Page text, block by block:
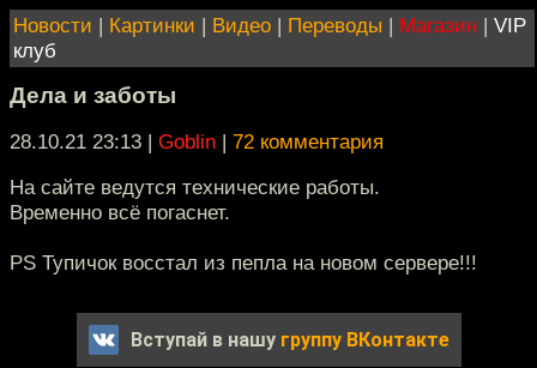
Новости | Картинки | Видео | Переводы | Магазин | VIP
клуб
Дела и заботы
28.10.21 23:13 | Goblin | 72 комментария
На сайте ведутся технические работы.
Временно всё погаснет.
PS Тупичок восстал из пепла на новом сервере!!!
Вступай в нашу группу ВКонтакте